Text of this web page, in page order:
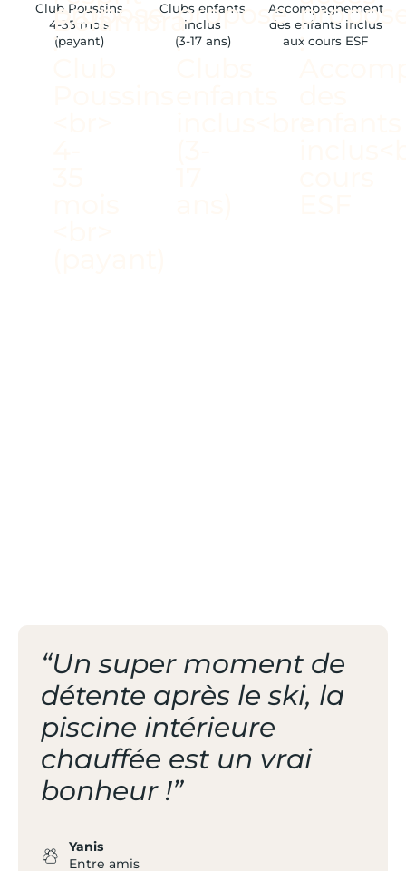
Club Poussins
4-35 mois
(payant)
Clubs enfants
inclus
(3-17 ans)
Accompagnement
des enfants inclus
aux cours ESF
“Un super moment de
détente après le ski, la
piscine intérieure
chauffée est un vrai
bonheur !”
Yanis
Entre amis